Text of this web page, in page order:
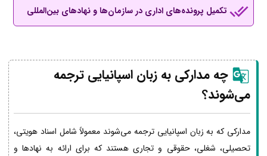
تکمیل پرونده‌های اداری در سازمان‌ها و نهادهای بین‌المللی
چه مدارکی به زبان اسپانیایی ترجمه
می‌شوند؟
مدارکی که به زبان اسپانیایی ترجمه می‌شوند معمولاً شامل اسناد هویتی،
تحصیلی، شغلی، حقوقی و تجاری هستند که برای ارائه به نهادها و